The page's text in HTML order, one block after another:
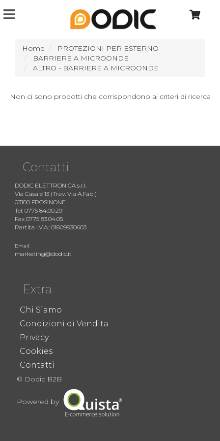
Home
PROTEZIONI PER ESTERNO
BARRIERE A MICROONDE
ALTRO - BARRIERE A MICROONDE
Non ci sono prodotti che corrispondono ai criteri di ricerca
Contatti
DODIC ELETTRONICA s.r.l.
Via Casale 13 (Trav. Via A.Fabi)
03100 FROSINONE
Tel. 0775 84.00.29
Fax 0775 83.04.05
Partita I.V.A.: 01809930603
Email:
marketing@dodic.it
Extra
Chi Siamo
Condizioni di Vendita
Privacy
Cookies
Contatti
© Dodic B2B
Powered by